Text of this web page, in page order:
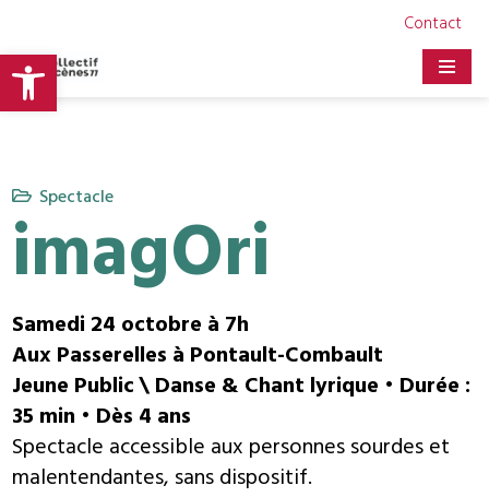
Ouvrir la barre d’outils
Contact
Aller
au
contenu
Spectacle
imagOri
Samedi 24 octobre à 7h
Aux Passerelles à Pontault-Combault
Jeune Public \ Danse & Chant lyrique • Durée :
35 min • Dès 4 ans
Spectacle accessible aux personnes sourdes et
malentendantes, sans dispositif.